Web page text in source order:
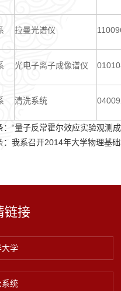
拉曼光谱仪
光电子离子成像谱仪
清洗系统
“量子反常霍尔效应实验观测
我系召开2014年大学物理基
链接
大学
系统